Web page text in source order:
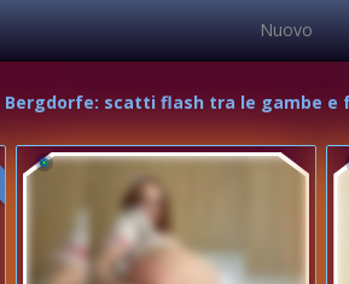
Nuovo
Bergdorfe: scatti flash tra le gambe